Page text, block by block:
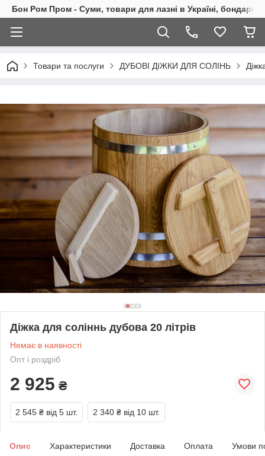
Бон Ром Пром - Суми, товари для лазні в Україні, бондарні
Товари та послуги ДУБОВІ ДІЖКИ ДЛЯ СОЛІНЬ
Діжка для соліннь дубова 20 літрів
Немає в наявності
Опт і роздріб
2 925 ₴
2 545 ₴ від 5 шт. 2 340 ₴ від 10 шт.
Опис Характеристики Доставка Оплата Умови